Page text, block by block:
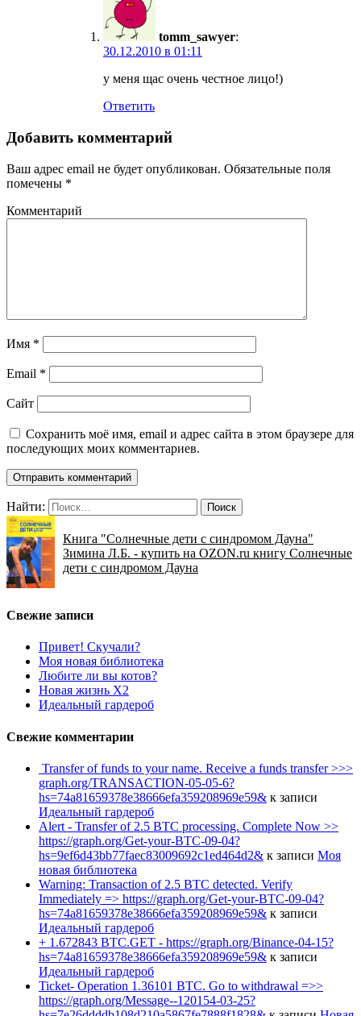
tomm_sawyer:
30.12.2010 в 01:11
у меня щас очень честное лицо!)
Ответить
Добавить комментарий
Ваш адрес email не будет опубликован. Обязательные поля
помечены *
Комментарий
Имя *
Email *
Сайт
Сохранить моё имя, email и адрес сайта в этом браузере для
последующих моих комментариев.
Найти:
Книга "Солнечные дети с синдромом Дауна"
Зимина Л.Б. - купить на OZON.ru книгу Солнечные
дети с синдромом Дауна
Свежие записи
Привет! Скучали?
Моя новая библиотека
Любите ли вы котов?
Новая жизнь Х2
Идеальный гардероб
Свежие комментарии
️ Transfer of funds to your name. Receive a funds transfer >>>
graph.org/TRANSACTION-05-05-6?
hs=74a81659378e38666efa359208969e59& к записи
Идеальный гардероб
Alert - Transfer of 2.5 BTC processing. Complete Now >>
https://graph.org/Get-your-BTC-09-04?
hs=9ef6d43bb77faec83009692c1ed464d2& к записи Моя
новая библиотека
Warning: Transaction of 2.5 BTC detected. Verify
Immediately => https://graph.org/Get-your-BTC-09-04?
hs=74a81659378e38666efa359208969e59& к записи
Идеальный гардероб
+ 1.672843 BTC.GET - https://graph.org/Binance-04-15?
hs=74a81659378e38666efa359208969e59& к записи
Идеальный гардероб
Ticket- Operation 1.36101 BTC. Go to withdrawal =>>
https://graph.org/Message--120154-03-25?